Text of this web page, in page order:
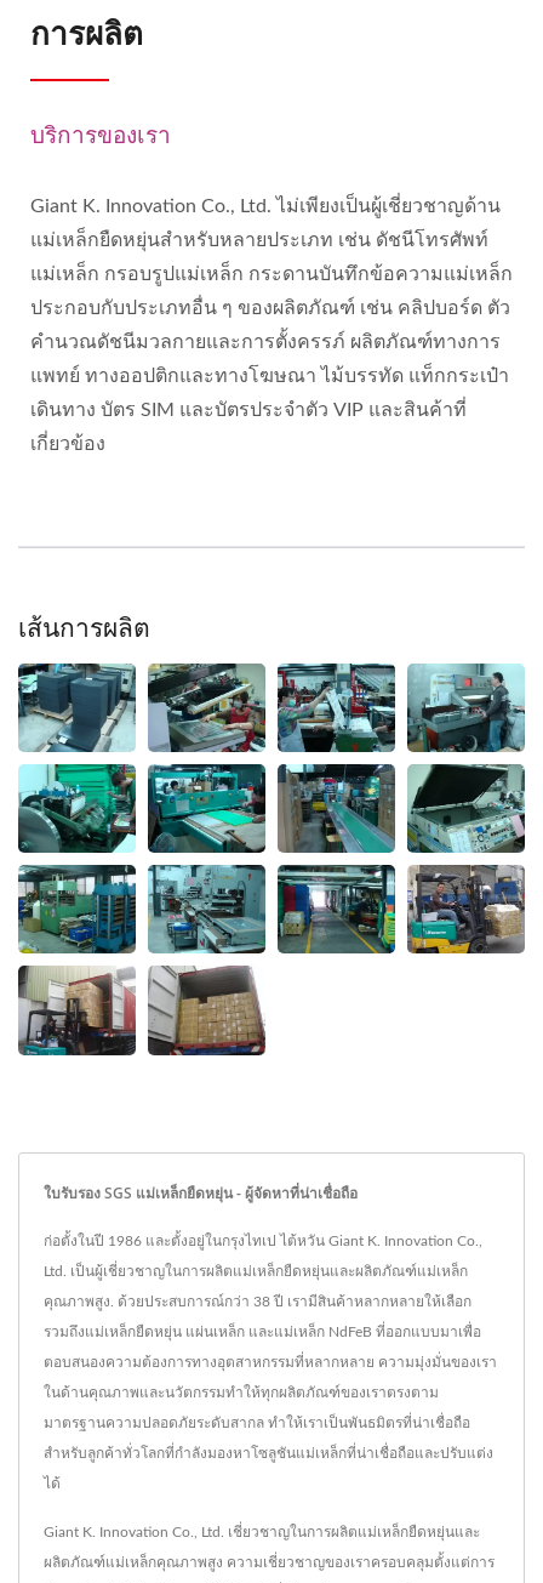
การผลิต
บริการของเรา
Giant K. Innovation Co., Ltd. ไม่เพียงเป็นผู้เชี่ยวชาญด้าน
แม่เหล็กยืดหยุ่นสำหรับหลายประเภท เช่น ดัชนีโทรศัพท์
แม่เหล็ก กรอบรูปแม่เหล็ก กระดานบันทึกข้อความแม่เหล็ก
ประกอบกับประเภทอื่น ๆ ของผลิตภัณฑ์ เช่น คลิปบอร์ด ตัว
คำนวณดัชนีมวลกายและการตั้งครรภ์ ผลิตภัณฑ์ทางการ
แพทย์ ทางออปติกและทางโฆษณา ไม้บรรทัด แท็กกระเป๋า
เดินทาง บัตร SIM และบัตรประจำตัว VIP และสินค้าที่
เกี่ยวข้อง
เส้นการผลิต
ใบรับรอง SGS แม่เหล็กยืดหยุ่น - ผู้จัดหาที่น่าเชื่อถือ
ก่อตั้งในปี 1986 และตั้งอยู่ในกรุงไทเป ไต้หวัน Giant K. Innovation Co.,
Ltd. เป็นผู้เชี่ยวชาญในการผลิตแม่เหล็กยืดหยุ่นและผลิตภัณฑ์แม่เหล็ก
คุณภาพสูง. ด้วยประสบการณ์กว่า 38 ปี เรามีสินค้าหลากหลายให้เลือก
รวมถึงแม่เหล็กยืดหยุ่น แผ่นเหล็ก และแม่เหล็ก NdFeB ที่ออกแบบมาเพื่อ
ตอบสนองความต้องการทางอุตสาหกรรมที่หลากหลาย ความมุ่งมั่นของเรา
ในด้านคุณภาพและนวัตกรรมทำให้ทุกผลิตภัณฑ์ของเราตรงตาม
มาตรฐานความปลอดภัยระดับสากล ทำให้เราเป็นพันธมิตรที่น่าเชื่อถือ
สำหรับลูกค้าทั่วโลกที่กำลังมองหาโซลูชันแม่เหล็กที่น่าเชื่อถือและปรับแต่ง
ได้
Giant K. Innovation Co., Ltd. เชี่ยวชาญในการผลิตแม่เหล็กยืดหยุ่นและ
ผลิตภัณฑ์แม่เหล็กคุณภาพสูง ความเชี่ยวชาญของเราครอบคลุมตั้งแต่การ